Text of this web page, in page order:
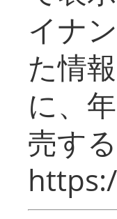
イナ
た情
に、
売す